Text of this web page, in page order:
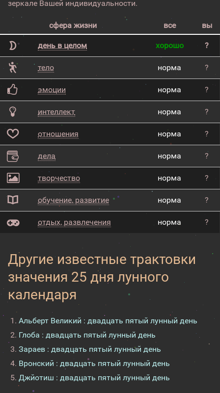
зеркале Вашей индивидуальности.
сфера жизни все вы
день в целом хорошо ?
тело норма ?
эмоции норма ?
интеллект норма ?
отношения норма ?
дела норма ?
творчество норма ?
обучение, развитие норма ?
отдых, развлечения норма ?
Другие известные трактовки
значения 25 дня лунного
календаря
Альберт Великий : двадцать пятый лунный день
Глоба : двадцать пятый лунный день
Зараев : двадцать пятый лунный день
Вронский : двадцать пятый лунный день
Джйотиш : двадцать пятый лунный день